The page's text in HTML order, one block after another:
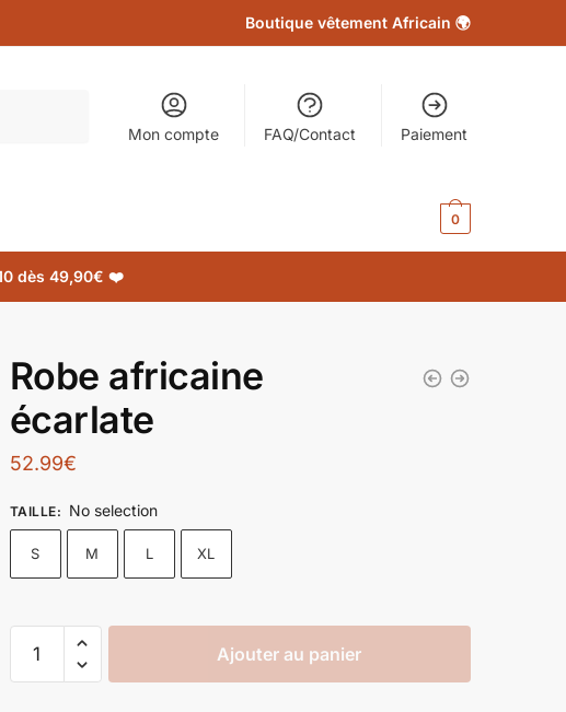
Boutique vêtement Africain 🌍
Mon compte FAQ/Contact Paiement
0
dès 49,90€ ❤️
Robe africaine
écarlate
52.99€
TAILLE: No selection
S M L XL
Ajouter au panier